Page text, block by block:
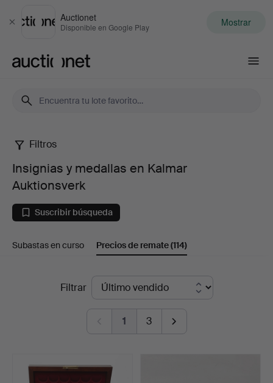
Cerrar
Auctionet
Disponible en Google Play Mostrar
Insignias
medallas
en
Auktionsverk
Filtros
Insignias y medallas en Kalmar
Auktionsverk
Suscribir búsqueda
Subastas en curso Precios de remate(114)
Filtrar
1 3